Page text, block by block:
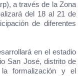
a través de la Zona
del 18 al 21 de
de diferentes
en el estadio
San José, distrito de
formalización y el